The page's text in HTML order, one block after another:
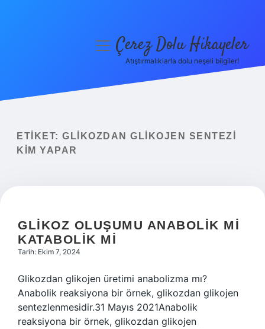
Yasal Uyarı
menüyüÇerez Dolu Hikayeler
Atıştırmalıklarla dolu neşeli bilgiler!
ETIKET: GLIKOZDAN GLIKOJEN SENTEZI
KIM YAPAR
GLIKOZ OLUŞUMU ANABOLIK MI
KATABOLIK MI
Tarih: Ekim 7, 2024
Glikozdan glikojen üretimi anabolizma mı?
Anabolik reaksiyona bir örnek, glikozdan glikojen
sentezlenmesidir.31 Mayıs 2021Anabolik
reaksiyona bir örnek, glikozdan glikojen